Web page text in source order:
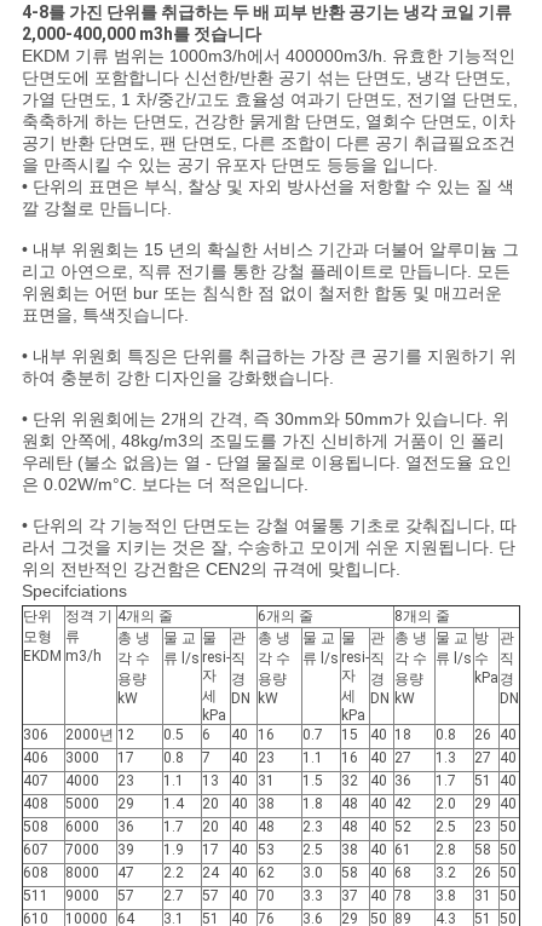
하
다
COMPANY
NEWS
사
이
트
맵
PRIVACY
POLICY
4-8를 가진 단위를 취급하는 두 배 피부 반환 공기는 냉각 코일 기류
2,000-400,000 m3h를 젓습니다
EKDM 기류 범위는 1000m3/h에서 400000m3/h. 유효한 기능적인
단면도에 포함합니다 신선한/반환 공기 섞는 단면도, 냉각 단면도,
가열 단면도, 1 차/중간/고도 효율성 여과기 단면도, 전기열 단면도,
축축하게 하는 단면도, 건강한 묽게함 단면도, 열회수 단면도, 이차
공기 반환 단면도, 팬 단면도, 다른 조합이 다른 공기 취급필요조건
을 만족시킬 수 있는 공기 유포자 단면도 등등을 입니다.
• 단위의 표면은 부식, 찰상 및 자외 방사선을 저항할 수 있는 질 색
깔 강철로 만듭니다.
• 내부 위원회는 15 년의 확실한 서비스 기간과 더불어 알루미늄 그
리고 아연으로, 직류 전기를 통한 강철 플레이트로 만듭니다. 모든
위원회는 어떤 bur 또는 침식한 점 없이 철저한 합동 및 매끄러운
표면을, 특색짓습니다.
• 내부 위원회 특징은 단위를 취급하는 가장 큰 공기를 지원하기 위
하여 충분히 강한 디자인을 강화했습니다.
• 단위 위원회에는 2개의 간격, 즉 30mm와 50mm가 있습니다. 위
원회 안쪽에, 48kg/m3의 조밀도를 가진 신비하게 거품이 인 폴리
우레탄 (불소 없음)는 열 - 단열 물질로 이용됩니다. 열전도율 요인
은 0.02W/m°C. 보다는 더 적은입니다.
• 단위의 각 기능적인 단면도는 강철 여물통 기초로 갖춰집니다, 따
라서 그것을 지키는 것은 잘, 수송하고 모이게 쉬운 지원됩니다. 단
위의 전반적인 강건함은 CEN2의 규격에 맞힙니다.
Specifciations
단위
모형
EKDM
정격 기
류
m3/h
4개의 줄 6개의 줄
8개의 줄
총 냉
각 수
용량
kW
물 교
류 l/s
물
resi-
자
세
kPa
관
직
경
DN
총 냉
각 수
용량
kW
물 교
류 l/s
물
resi-
자
세
kPa
관
직
경
DN
총 냉
각 수
용량
kW
물 교
류 l/s
방
수
kPa
관
직
경
DN
306 2000년 12 0.5 6 40 16 0.7 15 40 18 0.8 26
40
406
3000 17 0.8 7 40 23 1.1 16 40 27 1.3 27
40
407
4000 23 1.1 13 40 31 1.5 32 40 36 1.7 51
40
408
5000 29 1.4 20 40 38 1.8 48 40 42 2.0 29
40
508
6000 36 1.7 20 40 48 2.3 48 40 52 2.5 23 50
607
7000 39 1.9 17 40 53 2.5 38 40 61 2.8 58 50
608
8000 47 2.2 24 40 62 3.0 58 40 68 3.2 26 50
511
9000 57 2.7 57 40 70 3.3 37 40 78 3.8 31
50
610
10000 64 3.1 51 40 76 3.6 29 50 89 4.3 51
50